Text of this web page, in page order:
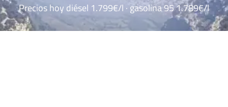
Precios hoy diésel 1.799€/l · gasolina 95 1.789€/l